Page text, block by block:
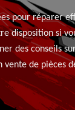
pour réparer
disposition si
des conseils
vente de pièces